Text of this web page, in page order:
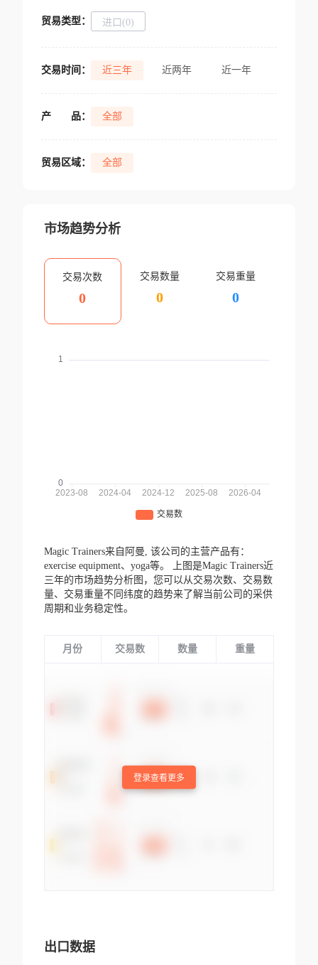
贸易类型： 进口(0)
交易时间： 近三年 近两年 近一年
产 品： 全部
贸易区域： 全部
市场趋势分析
交易次数
0
交易数量
0
交易重量
0
Magic Trainers来自阿曼, 该公司的主营产品有：
exercise equipment、yoga等。
上图是Magic Trainers近
三年的市场趋势分析图，您可以从交易次数、交易数
量、交易重量不同纬度的趋势来了解当前公司的采供
周期和业务稳定性。
月份 交易数 数量 重量
登录查看更多
出口数据